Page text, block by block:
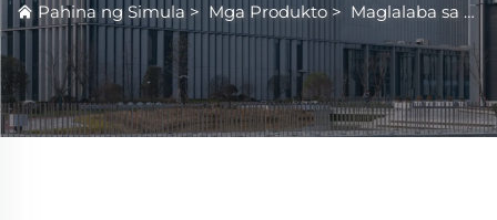
Pahina ng Simula > Mga Produkto > Maglalaba sa Lapat